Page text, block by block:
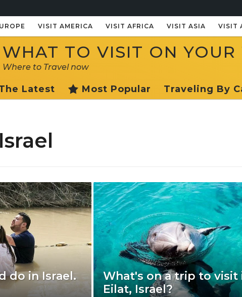
VISIT AMERICA VISIT AFRICA VISIT ASIA VISIT
WHAT TO VISIT ON
Where to Travel now
Latest Most Popular Traveling By
do in Israel.
What's on a trip to visit
Eilat, Israel?